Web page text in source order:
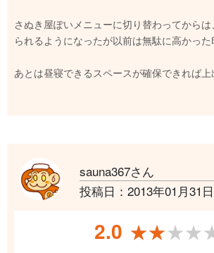
さぬき屋ぽいメニューに切り替わってから
られるようになったが以前は無駄に高かった
あとは昼寝できるスペースが確保できれば上
sauna367さん
投稿日：2013年01月31日
2.0